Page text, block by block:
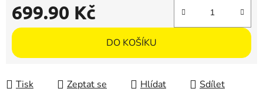
699.90 Kč
Měrná cena:
DO KOŠÍKU
Tisk Zeptat se Hlídat Sdílet